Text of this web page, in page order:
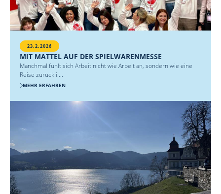
23.2.2026
MIT MATTEL AUF DER SPIELWARENMESSE
Manchmal fühlt sich Arbeit nicht wie Arbeit an, sondern wie eine
Reise zurück i....
MEHR ERFAHREN